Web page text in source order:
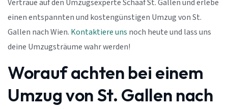
Vertraue auf den Umzugsexperte Schaaf St. Gallen und erlebe
einen entspannten und kostengünstigen Umzug von St.
Gallen nach Wien. Kontaktiere uns noch heute und lass uns
deine Umzugsträume wahr werden!
Worauf achten bei einem
Umzug von St. Gallen nach